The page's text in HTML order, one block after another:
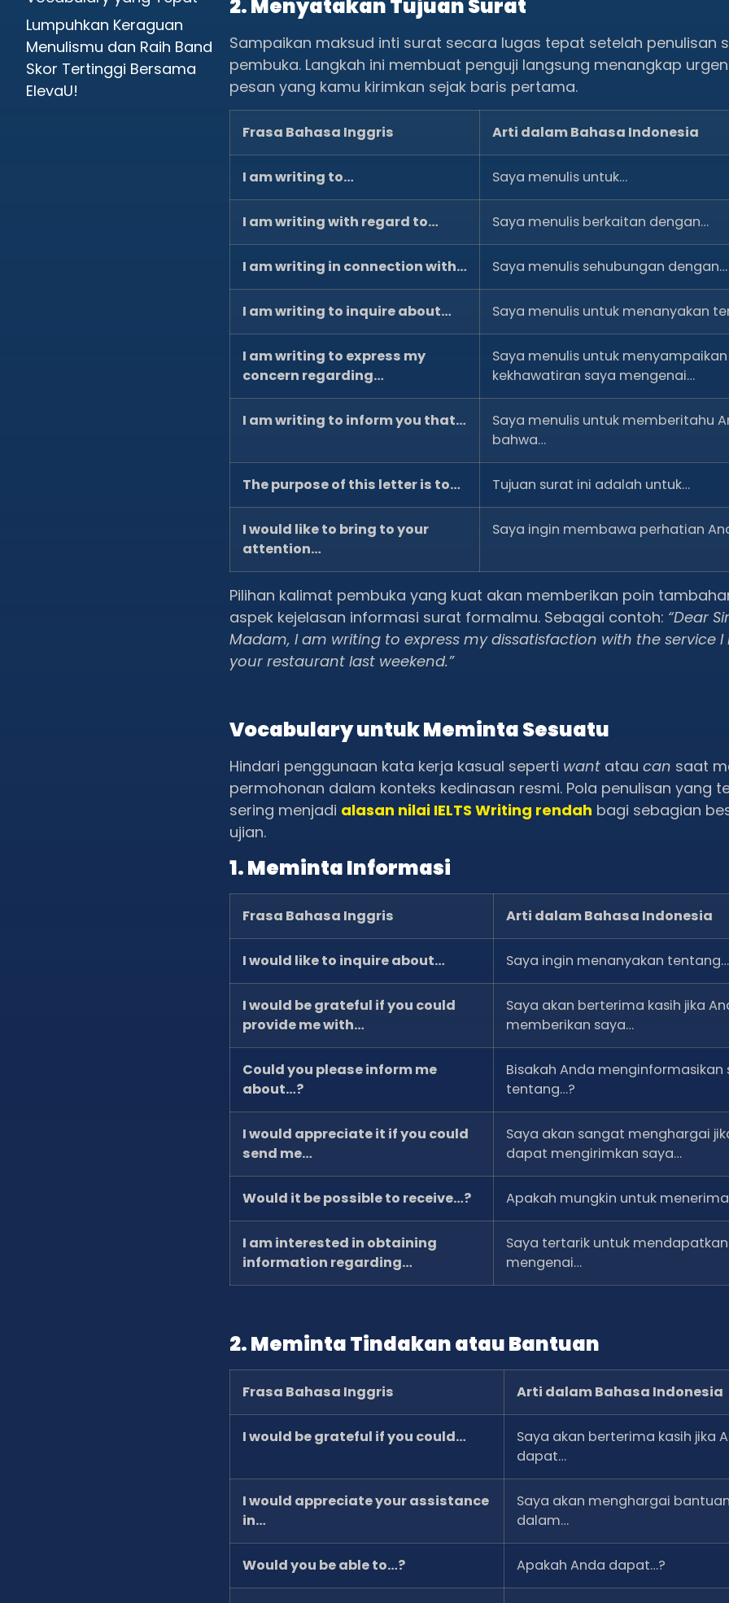
Lumpuhkan Keraguan
Menulismu dan Raih Band
Skor Tertinggi Bersama
ElevaU!
2. Menyatakan Tujuan Surat
Sampaikan maksud inti surat secara lugas tepat setelah penulisan
pembuka. Langkah ini membuat penguji langsung menangkap
pesan yang kamu kirimkan sejak baris pertama.
Frasa Bahasa Inggris Arti dalam Bahasa Indonesia
I am writing to… Saya menulis untuk…
I am writing with regard to… Saya menulis berkaitan dengan…
I am writing in connection with… Saya menulis sehubungan dengan…
I am writing to inquire about… Saya menulis untuk menanyakan
I am writing to express my
concern regarding…
Saya menulis untuk menyampaikan
kekhawatiran saya mengenai…
I am writing to inform you that…
Saya menulis untuk memberitahu
bahwa…
The purpose of this letter is to… Tujuan surat ini adalah untuk…
I would like to bring to your
attention…
Saya ingin membawa perhatian
Pilihan kalimat pembuka yang kuat akan memberikan poin
aspek kejelasan informasi surat formalmu. Sebagai contoh: “Dear
Madam, I am writing to express my dissatisfaction with the service
your restaurant last weekend.”
Vocabulary untuk Meminta Sesuatu
Hindari penggunaan kata kerja kasual seperti want atau can saat
permohonan dalam konteks kedinasan resmi. Pola penulisan yang
sering menjadi alasan nilai IELTS Writing rendah bagi sebagian
ujian.
1. Meminta Informasi
Frasa Bahasa Inggris Arti dalam Bahasa Indonesia
I would like to inquire about… Saya ingin menanyakan tentang…
I would be grateful if you could
provide me with…
Saya akan berterima kasih jika
memberikan saya…
Could you please inform me
about…?
Bisakah Anda menginformasikan
tentang…?
I would appreciate it if you could
send me…
Saya akan sangat menghargai
dapat mengirimkan saya…
Would it be possible to receive…? Apakah mungkin untuk
I am interested in obtaining
information regarding…
Saya tertarik untuk
mengenai…
2. Meminta Tindakan atau Bantuan
Frasa Bahasa Inggris Arti dalam Bahasa Indonesia
I would be grateful if you could…
Saya akan berterima kasih jika
dapat…
I would appreciate your assistance
in…
Saya akan menghargai
dalam…
Would you be able to…? Apakah Anda dapat…?